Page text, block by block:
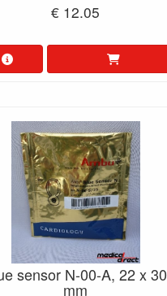
€ 12.05
sensor N-00-A, 22 x 30
mm